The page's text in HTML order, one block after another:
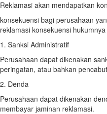
Reklamasi akan mendapatkan
konsekuensi bagi perusahaan
reklamasi konsekuensi hukumnya
1. Sanksi Administratif
Perusahaan dapat dikenakan
peringatan, atau bahkan
2. Denda
Perusahaan dapat dikenakan
membayar jaminan reklamasi.